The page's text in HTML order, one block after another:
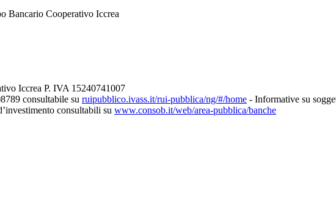
Bancario Cooperativo Iccrea
Iccrea P. IVA 15240741007
consultabile su ruipubblico.ivass.it/rui-pubblica/ng/#/home - Informative su
consultabili su www.consob.it/web/area-pubblica/banche